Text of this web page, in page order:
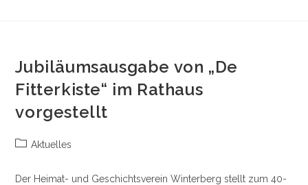
Jubiläumsausgabe von „De
Fitterkiste“ im Rathaus
vorgestellt
Beitrags-
Aktuelles
Der Heimat- und Geschichtsverein Winterberg stellt zum 40-